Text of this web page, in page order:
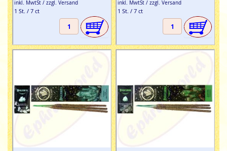
inkl. MwtSt / zzgl. Versand
1 St. / 7 ct
inkl. MwtSt / zzgl. Versand
1 St. / 7 ct